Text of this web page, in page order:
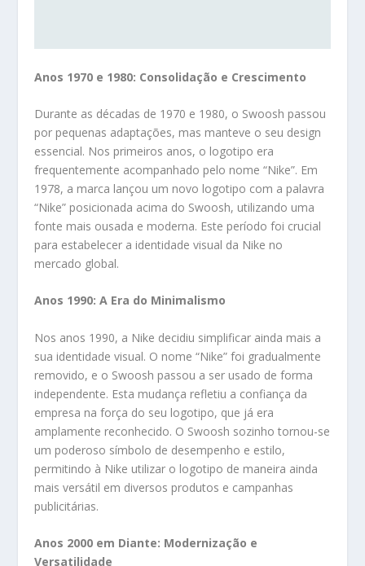
Anos 1970 e 1980: Consolidação e Crescimento
Durante as décadas de 1970 e 1980, o Swoosh passou
por pequenas adaptações, mas manteve o seu design
essencial. Nos primeiros anos, o logotipo era
frequentemente acompanhado pelo nome “Nike”. Em
1978, a marca lançou um novo logotipo com a palavra
“Nike” posicionada acima do Swoosh, utilizando uma
fonte mais ousada e moderna. Este período foi crucial
para estabelecer a identidade visual da Nike no
mercado global.
Anos 1990: A Era do Minimalismo
Nos anos 1990, a Nike decidiu simplificar ainda mais a
sua identidade visual. O nome “Nike” foi gradualmente
removido, e o Swoosh passou a ser usado de forma
independente. Esta mudança refletiu a confiança da
empresa na força do seu logotipo, que já era
amplamente reconhecido. O Swoosh sozinho tornou-se
um poderoso símbolo de desempenho e estilo,
permitindo à Nike utilizar o logotipo de maneira ainda
mais versátil em diversos produtos e campanhas
publicitárias.
Anos 2000 em Diante: Modernização e
Versatilidade